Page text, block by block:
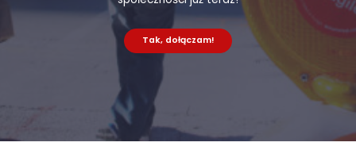
Tak, dołączam!